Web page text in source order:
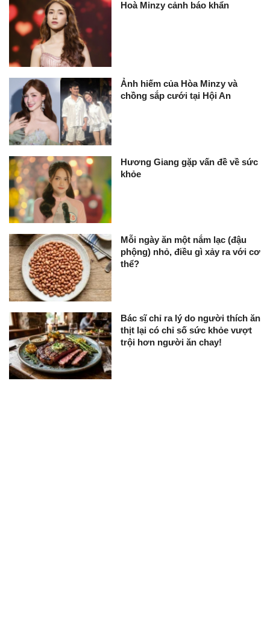
Hoà Minzy cảnh báo khẩn
Ảnh hiếm của Hòa Minzy và
chồng sắp cưới tại Hội An
Hương Giang gặp vấn đề về sức
khỏe
Mỗi ngày ăn một nắm lạc (đậu
phộng) nhỏ, điều gì xảy ra với cơ
thể?
Bác sĩ chỉ ra lý do người thích ăn
thịt lại có chỉ số sức khỏe vượt
trội hơn người ăn chay!